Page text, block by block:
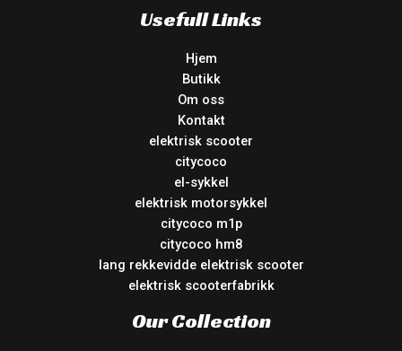
Usefull Links
Hjem
Butikk
Om oss
Kontakt
elektrisk scooter
citycoco
el-sykkel
elektrisk motorsykkel
citycoco m1p
citycoco hm8
lang rekkevidde elektrisk scooter
elektrisk scooterfabrikk
Our Collection